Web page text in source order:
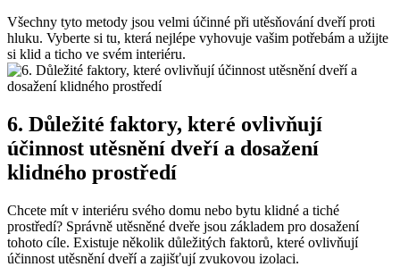
Všechny tyto metody jsou velmi‍ účinné při utěsňování dveří proti
hluku. Vyberte si⁤ tu, která nejlépe vyhovuje vašim potřebám a užijte
si klid a⁣ ticho ve svém interiéru.
6. Důležité faktory, ⁣které ⁣ovlivňují
účinnost ⁣utěsnění ⁢dveří a dosažení
klidného‍ prostředí
Chcete⁢ mít v interiéru svého domu nebo bytu klidné a‍ tiché
prostředí? Správně utěsněné dveře jsou⁣ základem pro dosažení
tohoto cíle. Existuje ⁢několik⁤ důležitých faktorů,⁣ které‌ ovlivňují
účinnost utěsnění ‍dveří a zajišťují zvukovou ‍izolaci.